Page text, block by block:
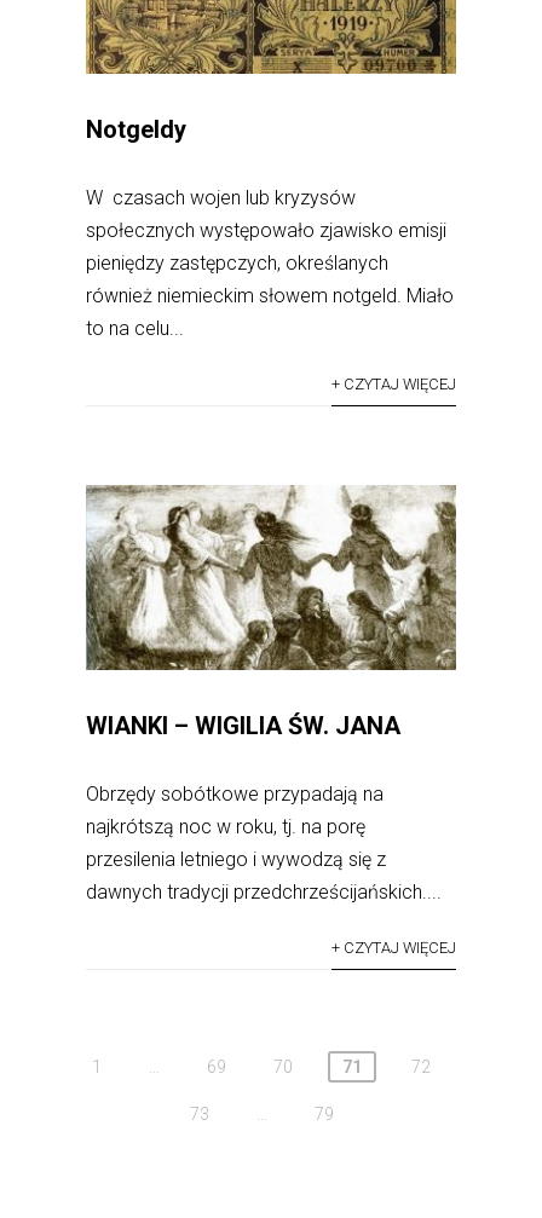
Notgeldy
W czasach wojen lub kryzysów
społecznych występowało zjawisko emisji
pieniędzy zastępczych, określanych
również niemieckim słowem notgeld. Miało
to na celu...
+ CZYTAJ WIĘCEJ
WIANKI – WIGILIA ŚW. JANA
Obrzędy sobótkowe przypadają na
najkrótszą noc w roku, tj. na porę
przesilenia letniego i wywodzą się z
dawnych tradycji przedchrześcijańskich....
+ CZYTAJ WIĘCEJ
1 … 69 70 71 72
73 … 79